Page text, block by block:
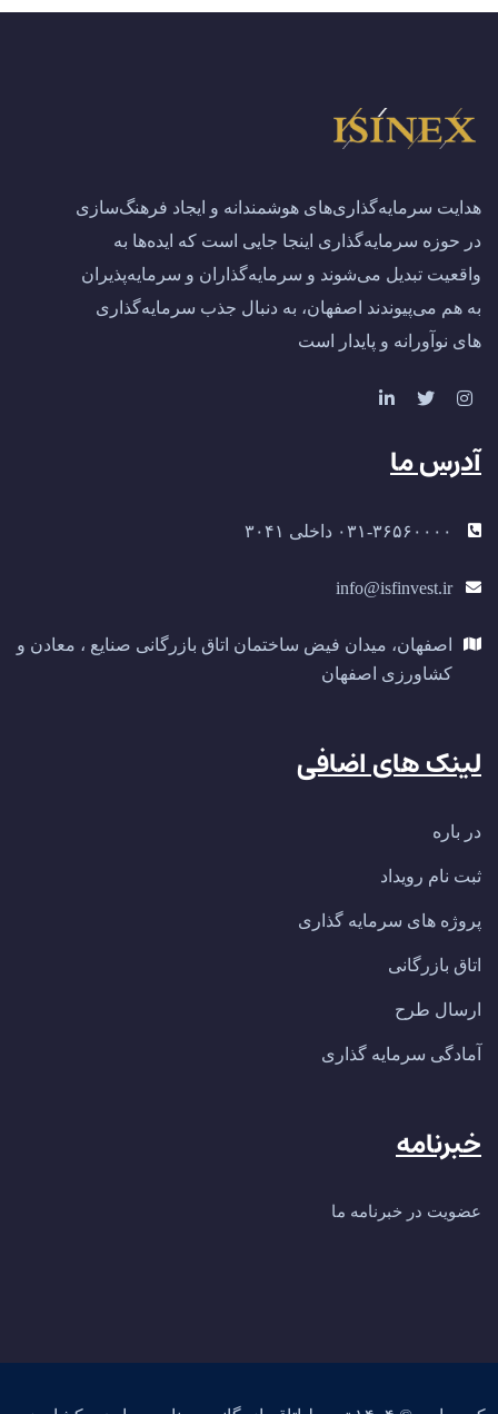
هدایت سرمایه‌گذاری‌های هوشمندانه و ایجاد فرهنگ‌سازی
در حوزه سرمایه‌گذاری اینجا جایی است که ایده‌ها به
واقعیت تبدیل می‌شوند و سرمایه‌گذاران و سرمایه‌پذیران
به هم می‌پیوندند اصفهان، به دنبال جذب سرمایه‌گذاری‌
های نوآورانه و پایدار است
آدرس ما
۰۳۱-۳۶۵۶۰۰۰۰ داخلی ۳۰۴۱
info@isfinvest.ir
اصفهان، میدان فیض ساختمان اتاق بازرگانی صنایع ، معادن و
کشاورزی اصفهان
لینک های اضافی
در باره
ثبت نام رویداد
پروژه های سرمایه گذاری
اتاق بازرگانی
ارسال طرح
آمادگی سرمایه گذاری
خبرنامه
عضویت در خبرنامه ما